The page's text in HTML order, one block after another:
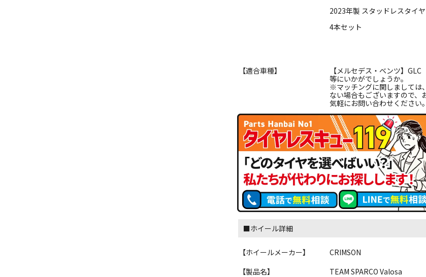
2023年製 スタッドレスタイヤ
4本セット
【適合車種】
【メルセデス・ベンツ】GLC
等にいかがでしょうか。
※マッチングに関しましては
ない場合もございますので、
気軽にお問い合わせください。
■ホイール詳細
【ホイールメーカー】
CRIMSON
【製品名】
TEAM SPARCO Valosa